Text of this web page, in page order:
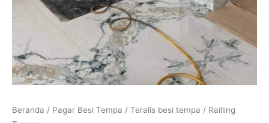
Beranda / Pagar Besi Tempa / Teralis besi tempa / Railling